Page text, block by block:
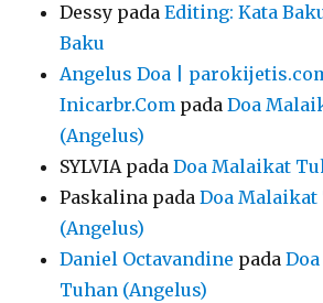
Dessy padaEditing: Kata
Baku
Angelus Doa |
Inicarbr.Com padaDoa
(Angelus)
SYLVIApadaDoa Malaikat
Paskalina padaDoa Malaikat
(Angelus)
Daniel Octavandine pada
Tuhan (Angelus)